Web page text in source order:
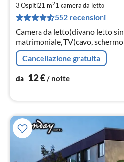
3 Ospiti21 m21 camera da letto
552 recensioni
Camera da letto(divano letto
matrimoniale, TV(cavo,
salottino, radio), Bagno(vasca o
asciugacapelli, )
Cancellazione gratuita
da 12€/ notte